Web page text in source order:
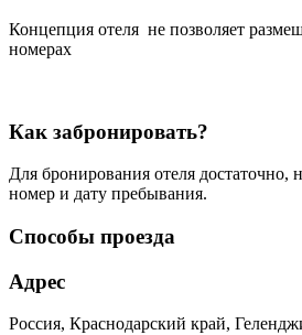
Концепция отеля не позволяет
номерах
Как забронировать?
Для бронирования отеля
номер и дату пребывания.
Способы проезда
Адрес
Россия, Краснодарский край,